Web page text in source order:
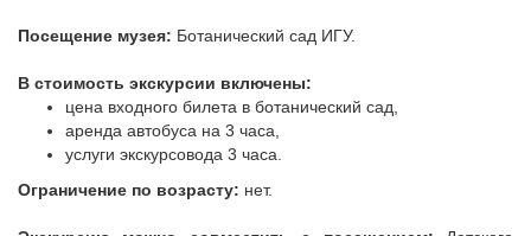
Посещение музея: Ботанический сад ИГУ.
В стоимость экскурсии включены:
цена входного билета в ботанический сад,
аренда автобуса на 3 часа,
услуги экскурсовода 3 часа.
Ограничение по возрасту: нет.